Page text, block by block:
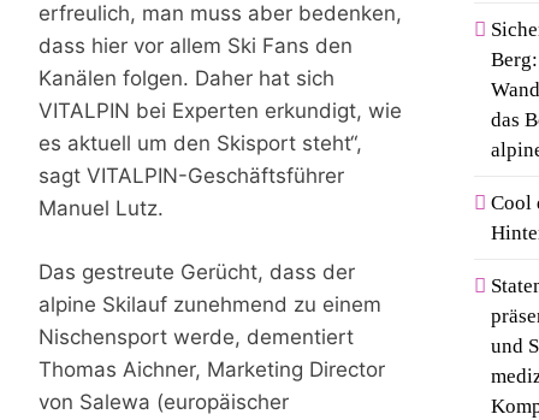
erfreulich, man muss aber bedenken,
dass hier vor allem Ski Fans den
Kanälen folgen. Daher hat sich
VITALPIN bei Experten erkundigt, wie
es aktuell um den Skisport steht“,
sagt VITALPIN-Geschäftsführer
Manuel Lutz.
Das gestreute Gerücht, dass der
alpine Skilauf zunehmend zu einem
Nischensport werde, dementiert
Thomas Aichner, Marketing Director
von Salewa (europäischer
das
Cool
und